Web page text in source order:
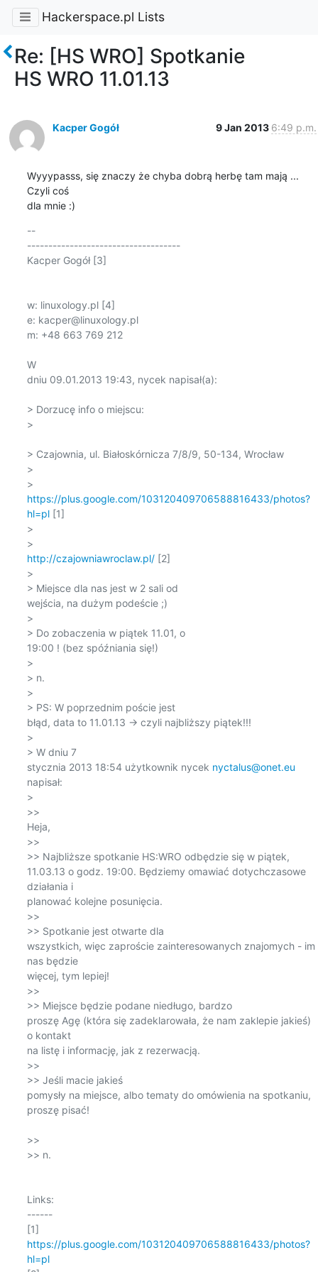
Hackerspace.pl Lists
Re: [HS WRO] Spotkanie
HS WRO 11.01.13
Kacper Gogół 9 Jan 2013 6:49 p.m.
Wyyypasss, się znaczy że chyba dobrą herbę tam mają ...
Czyli coś
dla mnie :)
--
------------------------------------
Kacper Gogół [3]
w: linuxology.pl [4]
e: kacper@linuxology.pl
m: +48 663 769 212
W
dniu 09.01.2013 19:43, nycek napisał(a):
> Dorzucę info o miejscu:
>
> Czajownia, ul. Białoskórnicza 7/8/9, 50-134, Wrocław
>
https://plus.google.com/103120409706588816433/photos?
hl=pl [1]
>
http://czajowniawroclaw.pl/ [2]
>
> Miejsce dla nas jest w 2 sali od
wejścia, na dużym podeście ;)
>
> Do zobaczenia w piątek 11.01, o
19:00 ! (bez spóźniania się!)
>
> n.
>
> PS: W poprzednim poście jest
błąd, data to 11.01.13 -> czyli najbliższy piątek!!!
>
> W dniu 7
stycznia 2013 18:54 użytkownik nycek nyctalus@onet.eu
napisał:
>
>>
Heja,
>>
>> Najbliższe spotkanie HS:WRO odbędzie się w piątek,
11.03.13 o godz. 19:00. Będziemy omawiać dotychczasowe
działania i
planować kolejne posunięcia.
>>
>> Spotkanie jest otwarte dla
wszystkich, więc zaproście zainteresowanych znajomych - im
nas będzie
więcej, tym lepiej!
>>
>> Miejsce będzie podane niedługo, bardzo
proszę Agę (która się zadeklarowała, że nam zaklepie jakieś)
o kontakt
na listę i informację, jak z rezerwacją.
>>
>> Jeśli macie jakieś
pomysły na miejsce, albo tematy do omówienia na spotkaniu,
proszę pisać!
>>
>> n.
Links:
------
https://plus.google.com/103120409706588816433/photos?
hl=pl